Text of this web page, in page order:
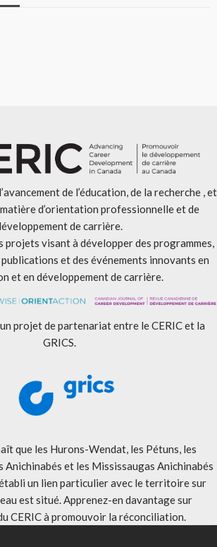
de l’éducation, de la recherche , et
matière d’orientation professionnelle et de
de carrière.
projets visant à développer des programmes,
et des événements innovants en
et en développement de carrière.
projet de partenariat entre le CERIC et la
GRICS.
que les Hurons-Wendat, les Pétuns, les
Anichinabés et les Mississaugas Anichinabés
un lien particulier avec le territoire sur
est situé. Apprenez-en davantage sur
CERIC à promouvoir la réconciliation.